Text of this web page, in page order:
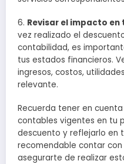
6. Revisar el impacto
vez realizado el
contabilidad, es
tus estados financieros.
ingresos, costos,
relevante.
Recuerda tener en
contables vigentes en tu
descuento y reflejarlo en
recomendable contar
asegurarte de realizar